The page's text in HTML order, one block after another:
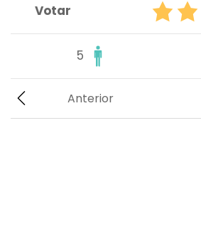
Votar
5
Anterior